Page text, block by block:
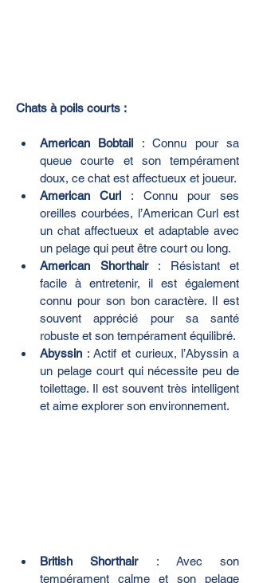
Chats à poils courts :
American Bobtail : Connu pour sa
queue courte et son tempérament
doux, ce chat est affectueux et joueur.
American Curl : Connu pour ses
oreilles courbées, l’American Curl est
un chat affectueux et adaptable avec
un pelage qui peut être court ou long.
American Shorthair : Résistant et
facile à entretenir, il est également
connu pour son bon caractère. Il est
souvent apprécié pour sa santé
robuste et son tempérament équilibré.
Abyssin : Actif et curieux, l’Abyssin a
un pelage court qui nécessite peu de
toilettage. Il est souvent très intelligent
et aime explorer son environnement.
British Shorthair : Avec son
tempérament calme et son pelage